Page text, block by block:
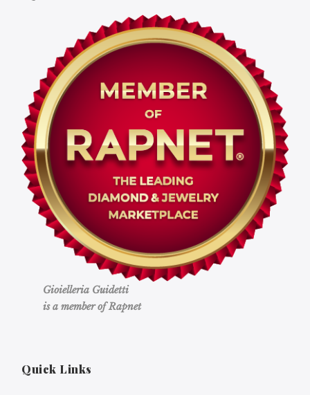
Gioielleria Guidetti
is a member of Rapnet
Quick Links